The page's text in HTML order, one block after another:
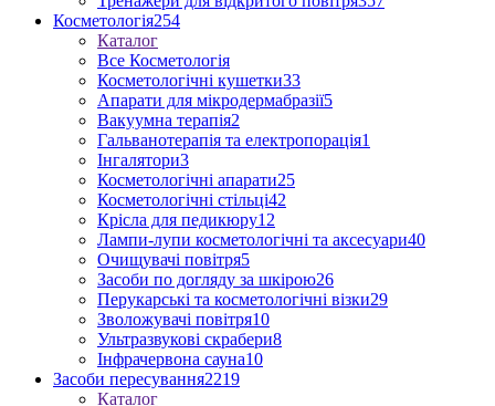
Косметологія254
Каталог
Все Косметологія
Косметологічні кушетки33
Апарати для мікродермабразії5
Вакуумна терапія2
Гальванотерапія та електропорація1
Інгалятори3
Косметологічні апарати25
Косметологічні стільці42
Крісла для педикюру12
Лампи-лупи косметологічні та аксесуари40
Очищувачі повітря5
Засоби по догляду за шкірою26
Перукарські та косметологічні візки29
Зволожувачі повітря10
Ультразвукові скрабери8
Інфрачервона сауна10
Засоби пересування2219
Каталог